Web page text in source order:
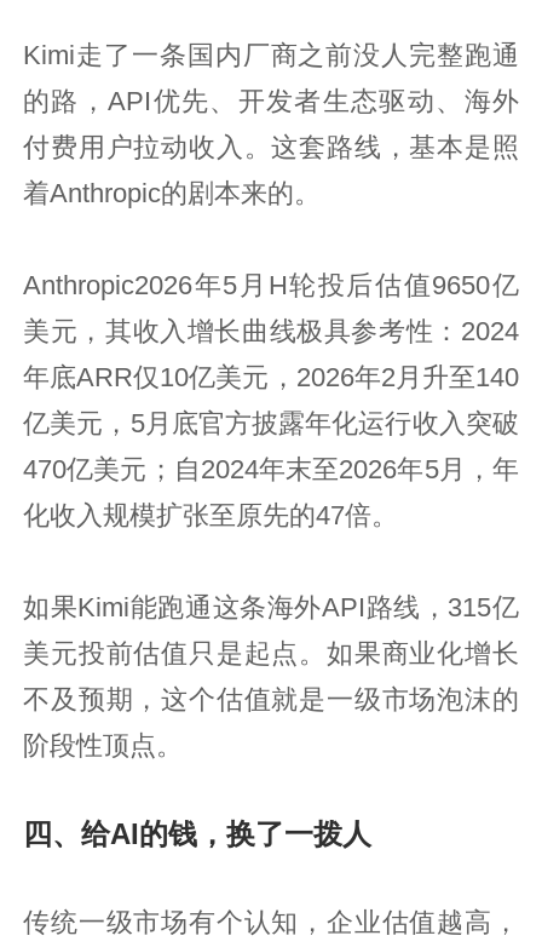
Kimi走了一条国内厂商之前没人完整跑通
的路，API优先、开发者生态驱动、海外
付费用户拉动收入。这套路线，基本是照
着Anthropic的剧本来的。
Anthropic2026年5月H轮投后估值9650亿
美元，其收入增长曲线极具参考性：2024
年底ARR仅10亿美元，2026年2月升至140
亿美元，5月底官方披露年化运行收入突破
470亿美元；自2024年末至2026年5月，年
化收入规模扩张至原先的47倍。
如果Kimi能跑通这条海外API路线，315亿
美元投前估值只是起点。如果商业化增长
不及预期，这个估值就是一级市场泡沫的
阶段性顶点。
四、给AI的钱，换了一拨人
传统一级市场有个认知，企业估值越高，